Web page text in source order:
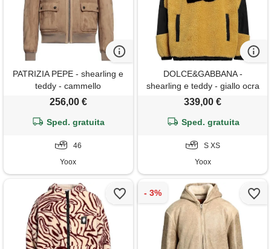
PATRIZIA PEPE - shearling e
teddy - cammello
256,00 €
Sped. gratuita
46
Yoox
DOLCE&GABBANA -
shearling e teddy - giallo ocra
339,00 €
Sped. gratuita
S XS
Yoox